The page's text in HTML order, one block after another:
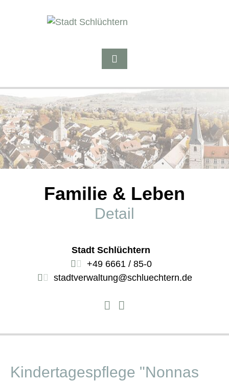
Familie & Leben
Detail
Stadt Schlüchtern
+49 6661 / 85-0
stadtverwaltung@schluechtern.de
Kindertagespflege "Nonnas